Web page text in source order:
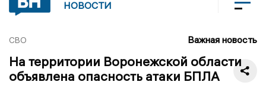
НОВОСТИ
СВО Важная новость
На территории Воронежской области
объявлена опасность атаки БПЛА